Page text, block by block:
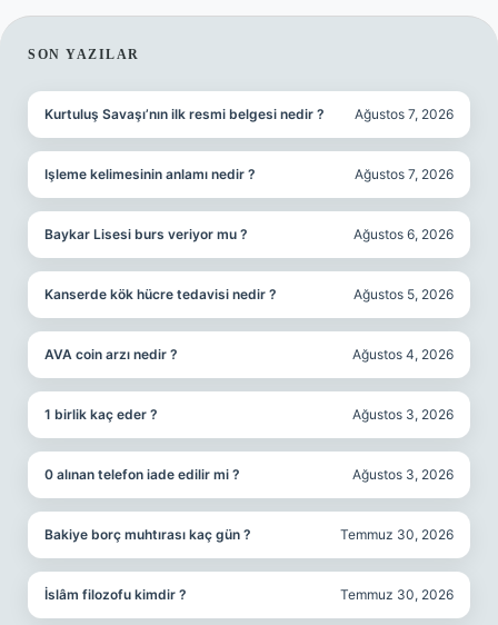
SIDEBAR
SON YAZILAR
Kurtuluş Savaşı’nın ilk resmi belgesi nedir ? Ağustos 7, 2026
Işleme kelimesinin anlamı nedir ? Ağustos 7, 2026
Baykar Lisesi burs veriyor mu ? Ağustos 6, 2026
Kanserde kök hücre tedavisi nedir ? Ağustos 5, 2026
AVA coin arzı nedir ? Ağustos 4, 2026
1 birlik kaç eder ? Ağustos 3, 2026
0 alınan telefon iade edilir mi ? Ağustos 3, 2026
Bakiye borç muhtırası kaç gün ? Temmuz 30, 2026
İslâm filozofu kimdir ? Temmuz 30, 2026